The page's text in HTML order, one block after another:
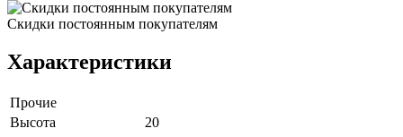
Скидки постоянным покупателям
Характеристики
Прочие
Высота
20